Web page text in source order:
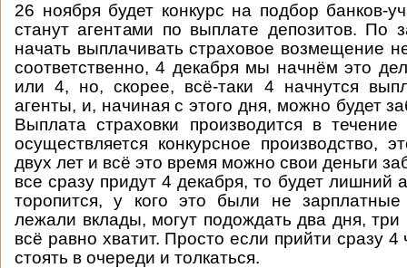
26 ноября будет конкурс на подбор банков-
станут агентами по выплате депозитов. По
начать выплачивать страховое возмещение
соответственно, 4 декабря мы начнём это
или 4, но, скорее, всё-таки 4 начнутся
агенты, и, начиная с этого дня, можно будет
Выплата страховки производится в течение
осуществляется конкурсное производство,
двух лет и всё это время можно свои деньги
все сразу придут 4 декабря, то будет лишний
торопится, у кого это были не
лежали вклады, могут подождать два дня,
всё равно хватит. Просто если прийти сразу 4
стоять в очереди и толкаться.